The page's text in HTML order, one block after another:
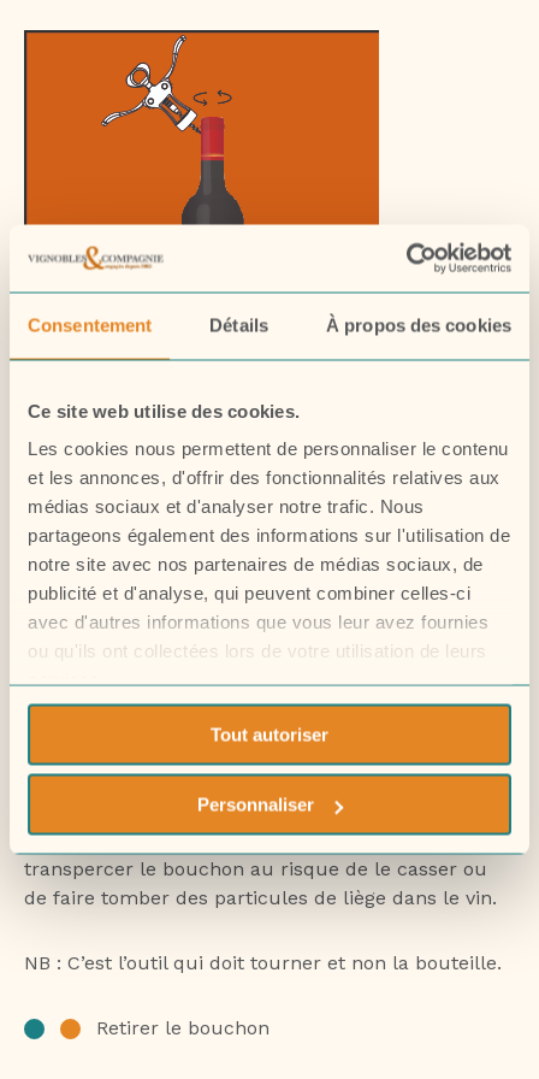
Consentement Détails À propos des cookies
Ce site web utilise des cookies.
Les cookies nous permettent de personnaliser le contenu
et les annonces, d'offrir des fonctionnalités relatives aux
médias sociaux et d'analyser notre trafic. Nous
partageons également des informations sur l'utilisation de
notre site avec nos partenaires de médias sociaux, de
publicité et d'analyse, qui peuvent combiner celles-ci
avec d'autres informations que vous leur avez fournies
ou qu'ils ont collectées lors de votre utilisation de leurs
services.
Tout autoriser
Personnaliser
Percer le bouchon
Nous vous conseillons d’utiliser le tire-bouchon à
double levier qui est l’outil le plus simple à manier
pour les novices.
Le tire-bouchon doit être bien
droit au-dessus de la
bouteilleet la vis positionnée aucentredu
votre bouchon a plus de risque de se casser.
Tournez la poignée du tire-bouchon jusqu’à ce que
la vis soitenfoncée au 3/4. Veillez à ne pas
transpercer le bouchon au risque de le casser ou
de faire tomber des particules de liège dans le vin.
NB : C’est l’outil qui doit tourner et non la bouteille.
Retirer le bouchon